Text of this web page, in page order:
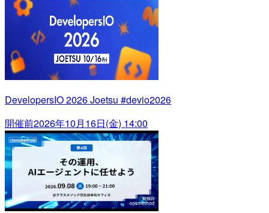
DevelopersIO 2026 Joetsu #devio2026
開催前2026年10月16日(金) 14:00